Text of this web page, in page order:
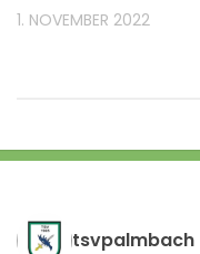
1. NOVEMBER 2022
tsvpalmbach